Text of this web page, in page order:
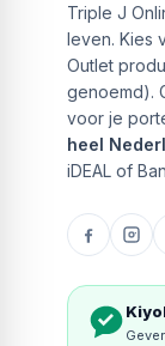
Triple J
leven. Kies
Outlet
genoemd).
voor je
heel
iDEAL of